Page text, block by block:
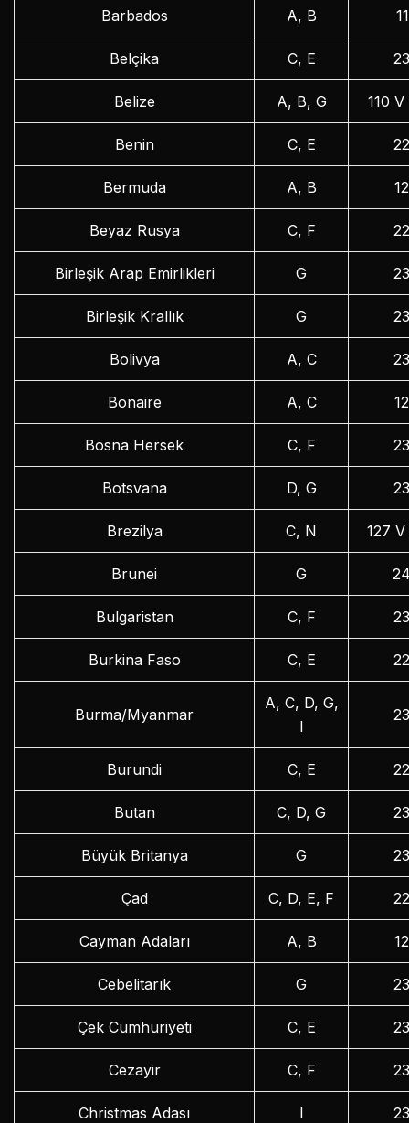
Barbados A, B
Belçika C, E
Belize A, B, G 110
Benin C, E
Bermuda A, B
Beyaz Rusya C, F
Birleşik Arap Emirlikleri G
Birleşik Krallık G
Bolivya A, C
Bonaire A, C
Bosna Hersek C, F
Botsvana D, G
Brezilya C, N 127
Brunei G
Bulgaristan C, F
Burkina Faso C, E
Burma/Myanmar
A, C, D, G,
I
Burundi C, E
Butan C, D, G
Büyük Britanya G
Çad C, D, E, F
Cayman Adaları A, B
Cebelitarık G
Çek Cumhuriyeti C, E
Cezayir C, F
Christmas Adası I